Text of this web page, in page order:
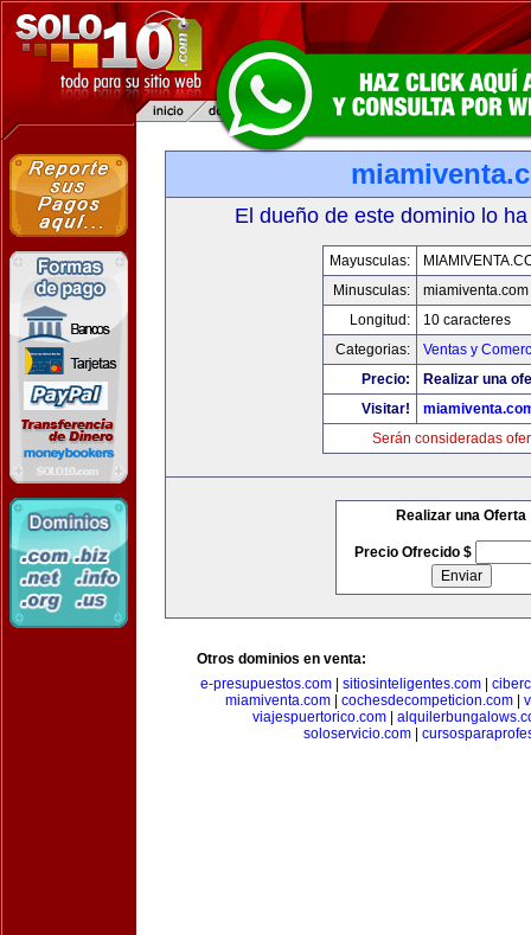
El dueño de este dominio lo
Mayusculas:
Minusculas:
miamiventa.com
Longitud:
10 caracteres
Categorias:
Ventas y
Precio:
Realizar una
Visitar!
Serán consideradas
Realizar una Oferta
Precio Ofrecido $
Otros dominios en venta:
e-presupuestos.com
sitiosinteligentes.com
miamiventa.com
cochesdecompeticion.com
viajespuertorico.com|
soloservicio.com|